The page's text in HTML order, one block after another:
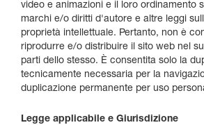
video e animazioni e il loro ordinamento
marchi e/o diritti d'autore e altre leggi
proprietà intellettuale. Pertanto, non è
riprodurre e/o distribuire il sito web nel
parti dello stesso. È consentita solo la
tecnicamente necessaria per la
duplicazione permanente per uso
Legge applicabile e Giurisdizione